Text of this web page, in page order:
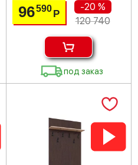
96590 Р
-20 %
120 740
под заказ